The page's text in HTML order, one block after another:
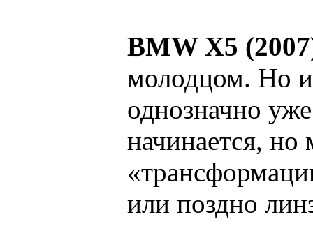
BMW X5
молодцом. Но и
однозначно уже
начинается, но
или поздно